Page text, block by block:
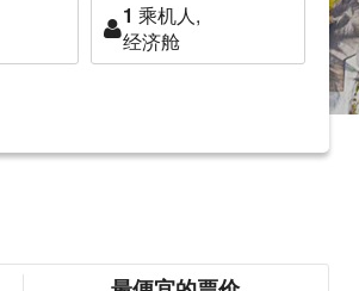
1 乘机人,
经济舱